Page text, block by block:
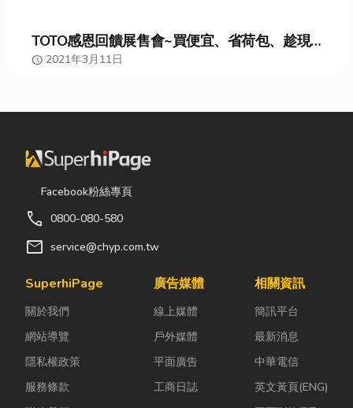
TOTO感恩回饋展售會~買便宜、省荷包、趁現
在
schedule 2021年3月11日
Facebook粉絲專頁
call 0800-080-580
mail service@chyp.com.tw
SuperhiPage
關於我們
網站導覽
隱私權政策
服務條款
廣告媒體
線上媒體
戶外媒體
平面廣告
工商日誌
相關資訊
簡訊平台
最新消息
中華電信
英文黃頁(ENG)